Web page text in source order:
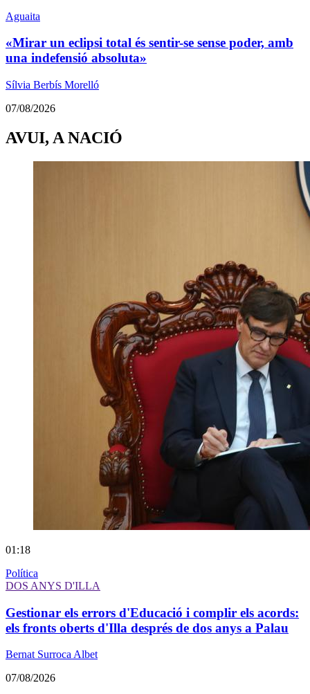
Aguaita
«Mirar un eclipsi total és sentir-se sense poder, amb
una indefensió absoluta»
Sílvia Berbís Morelló
07/08/2026
AVUI, A NACIÓ
01:18
Política
DOS ANYS D'ILLA
Gestionar els errors d'Educació i complir els acords:
els fronts oberts d'Illa després de dos anys a Palau
Bernat Surroca Albet
07/08/2026